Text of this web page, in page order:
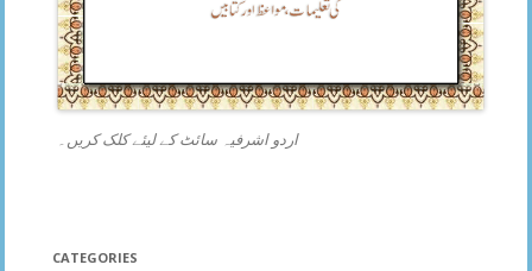
اردو اشرفیہ سائٹ کے لیئے کلک کریں۔
CATEGORIES